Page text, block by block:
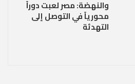
والنهضة: مصر لعبت دوراً
محورياً في التوصل إلى
التهدئة